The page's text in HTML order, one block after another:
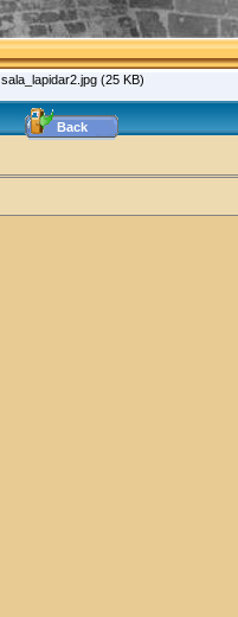
sala_lapidar2.jpg (25 KB)